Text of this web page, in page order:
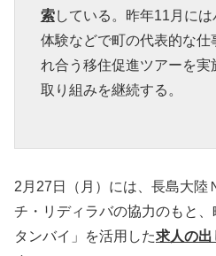
索している。昨年11月に
体験などで町の代表的な仕
れ合う移住促進ツアーを
取り組みを継続する。
2月27日（月）には、長島大陸
チ・リディラバの協力のもと
タンバイ」を活用した求人の出